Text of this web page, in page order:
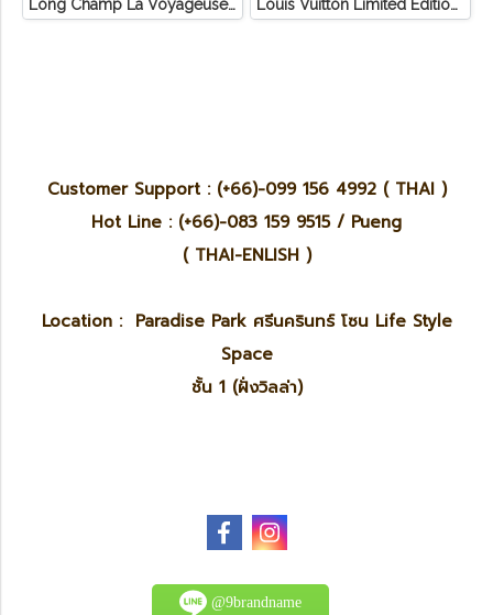
Long Champ La Voyageuse Bag Leather Louis Vuitton Limited Edition Monogram Canvas Sofia Coppola SC Bag
Customer Support : (+66)-099 156 4992 ( THAI )
Hot Line : (+66)-083 159 9515 / Pueng
( THAI-ENLISH )
Location : Paradise Park ศรีนครินทร์ โซน Life Style
Space
ชั้น 1 (ฝั่งวิลล่า)
@9brandname